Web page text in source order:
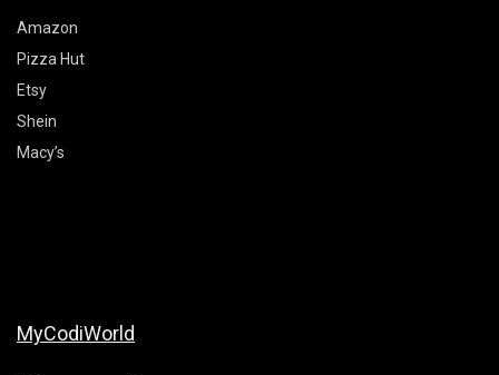
Amazon
Pizza Hut
Etsy
Shein
Macy’s
MyCodiWorld